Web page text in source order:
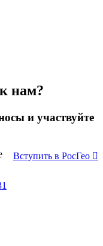
нам?
и участвуйте
Вступить в РосГео